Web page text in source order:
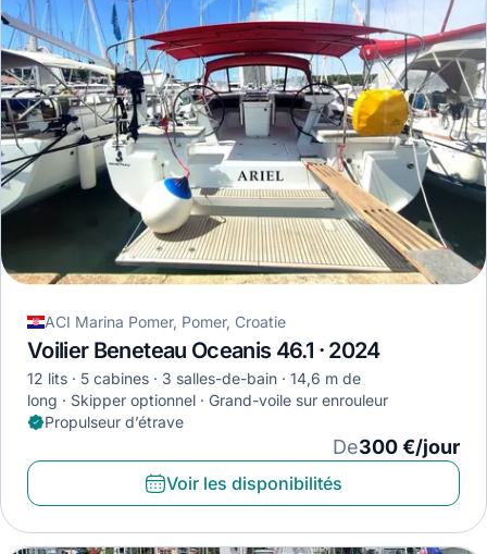
ACI Marina Pomer, Pomer, Croatie
Voilier Beneteau Oceanis 46.1 · 2024
12 lits 5 cabines 3 salles-de-bain
14,6 m de
long
Skipper optionnel
Grand-voile sur enrouleur
Propulseur d’étrave
De300 €/jour
Voir les disponibilités